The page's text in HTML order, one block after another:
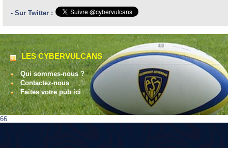
- Sur Twitter :
LES CYBERVULCANS
Qui sommes-nous ?
Contactez-nous
Faites votre pub ici
66